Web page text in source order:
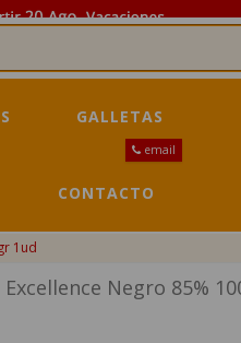
GALLETAS
CONTACTO
email
1ud
Negro 85%